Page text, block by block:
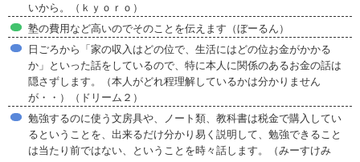
いから。（ｋｙｏｒｏ）
塾の費用など高いのでそのことを伝えます（ぼーるん）
日ごろから「家の収入はどの位で、生活にはどの位お金がかかる
か」といった話をしているので、特に本人に関係のあるお金の話は
隠さずします。（本人がどれ程理解しているかは分かりません
が・・）（ドリーム２）
勉強するのに使う文房具や、ノート類、教科書は税金で購入してい
るということを、出来るだけ分かり易く説明して、勉強できること
は当たり前ではない、ということを時々話します。（みーすけみ